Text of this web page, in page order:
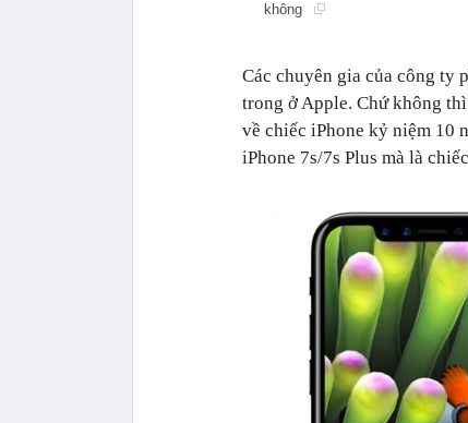
không
Các chuyên gia của công ty
trong ở Apple. Chứ không
về chiếc iPhone kỷ niệm 10
iPhone 7s/7s Plus mà là